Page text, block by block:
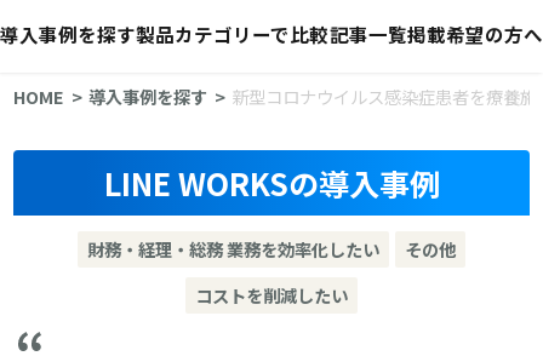
導入事例を探す製品カテゴリーで比較記事一覧掲載希望の方へ
HOME 導入事例を探す 新型コロナウイルス感染症患者を療養
LINE WORKSの導入事例
財務・経理・総務 業務を効率化したい
その他
コストを削減したい